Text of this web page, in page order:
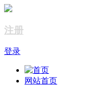
注册
登录
网站首页